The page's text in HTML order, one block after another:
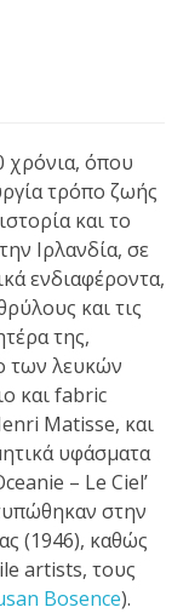
χρόνια, όπου
τρόπο ζωής
και το
Ιρλανδία, σε
ενδιαφέροντα,
και τις
της,
των λευκών
και fabric
Matisse, και
υφάσματα
– Le Ciel’
στην
(1946), καθώς
artists, τους
Bosence).